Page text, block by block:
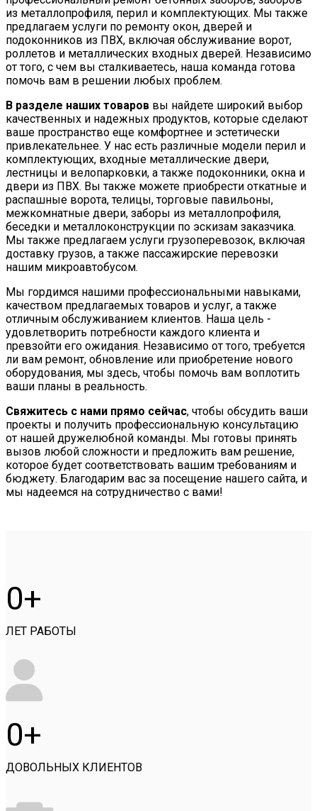
из металлопрофиля, перил и комплектующих. Мы также
предлагаем услуги по ремонту окон, дверей и
подоконников из ПВХ, включая обслуживание ворот,
роллетов и металлических входных дверей. Независимо
от того, с чем вы сталкиваетесь, наша команда готова
помочь вам в решении любых проблем.
В разделе наших товаров вы найдете широкий выбор
качественных и надежных продуктов, которые сделают
ваше пространство еще комфортнее и эстетически
привлекательнее. У нас есть различные модели перил и
комплектующих, входные металлические двери,
лестницы и велопарковки, а также подоконники, окна и
двери из ПВХ. Вы также можете приобрести откатные и
распашные ворота, телицы, торговые павильоны,
межкомнатные двери, заборы из металлопрофиля,
беседки и металлоконструкции по эскизам заказчика.
Мы также предлагаем услуги грузоперевозок, включая
доставку грузов, а также пассажирские перевозки
нашим микроавтобусом.
Мы гордимся нашими профессиональными навыками,
качеством предлагаемых товаров и услуг, а также
отличным обслуживанием клиентов. Наша цель -
удовлетворить потребности каждого клиента и
превзойти его ожидания. Независимо от того, требуется
ли вам ремонт, обновление или приобретение нового
оборудования, мы здесь, чтобы помочь вам воплотить
ваши планы в реальность.
Свяжитесь с нами прямо сейчас, чтобы обсудить ваши
проекты и получить профессиональную консультацию
от нашей дружелюбной команды. Мы готовы принять
вызов любой сложности и предложить вам решение,
которое будет соответствовать вашим требованиям и
бюджету. Благодарим вас за посещение нашего сайта, и
мы надеемся на сотрудничество с вами!
0
ЛЕТ РАБОТЫ
0
ДОВОЛЬНЫХ КЛИЕНТОВ